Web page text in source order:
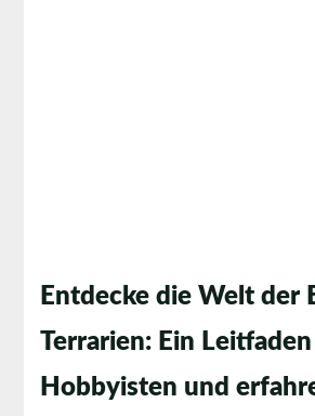
Entdecke die Welt der
Terrarien: Ein
Hobbyisten und